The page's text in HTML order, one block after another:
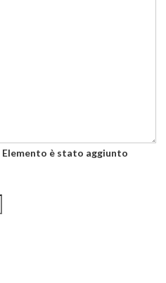
Elemento è stato aggiunto